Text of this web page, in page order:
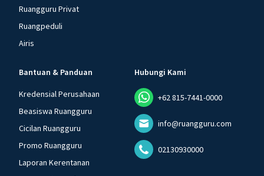
Ruangguru Privat
Ruangpeduli
Airis
Bantuan & Panduan
Kredensial Perusahaan
Beasiswa Ruangguru
Cicilan Ruangguru
Promo Ruangguru
Laporan Kerentanan
Hubungi Kami
+62 815-7441-0000
info@ruangguru.com
02130930000